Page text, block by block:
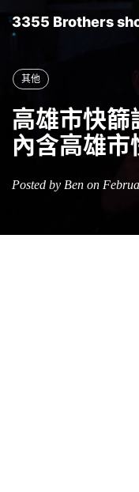
3355 Brothers
其他
高雄市快
內含高雄
Posted by Ben on